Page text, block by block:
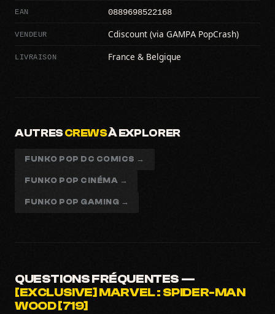
EAN 0889698522168
VENDEUR Cdiscount (via GAMPA PopCrash)
LIVRAISON France & Belgique
AUTRESCREWSÀ EXPLORER
FUNKO POP DC COMICS →
FUNKO POP CINÉMA →
FUNKO POP GAMING →
QUESTIONS FRÉQUENTES —
[EXCLUSIVE] MARVEL : SPIDER-MAN
WOOD [719]